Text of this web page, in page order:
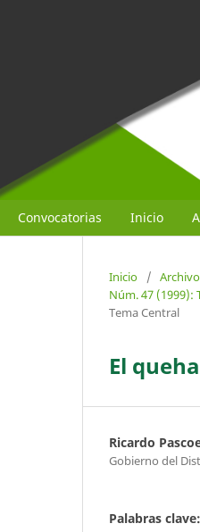
Convocatorias Inicio
Inicio /
Núm. 47 (1999):
Tema Central
El
Ricardo
Gobierno del
Palabras clave: